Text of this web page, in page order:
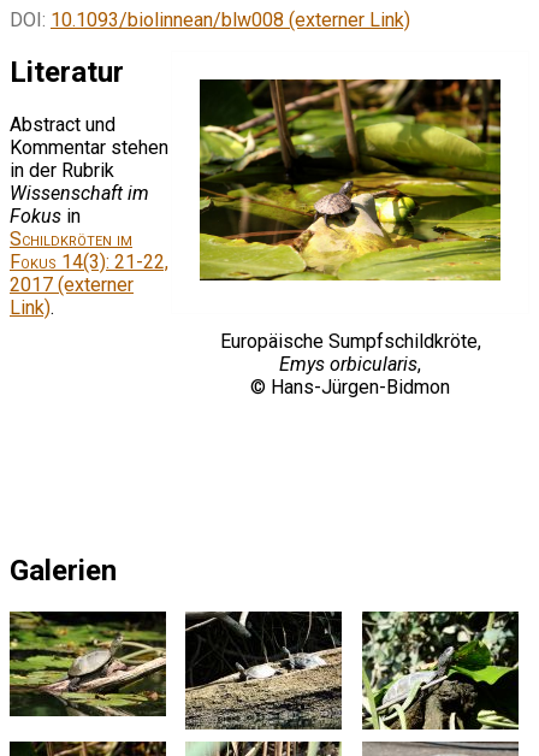
DOI: 10.1093/biolinnean/blw008 (externer Link)
Europäische Sumpfschildkröte,
Emys orbicularis,
© Hans-Jürgen-Bidmon
Literatur
Abstract und
Kommentar stehen
in der Rubrik
Wissenschaft im
Fokus in
Schildkröten im
Fokus 14(3): 21-22,
2017 (externer
Link).
Galerien